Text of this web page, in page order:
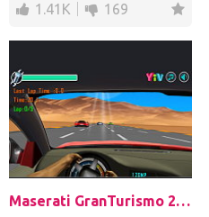
1.41K 169
Maserati GranTurismo 2018